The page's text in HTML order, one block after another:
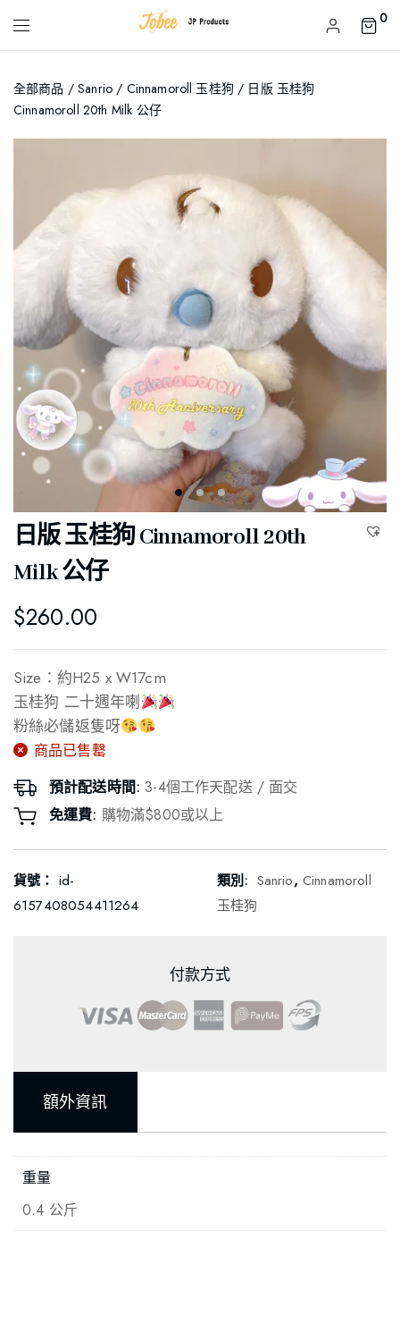
0
全部商品 /Sanrio / Cinnamoroll 玉桂狗 / 日版 玉桂狗
Cinnamoroll 20th Milk 公仔
日版 玉桂狗 Cinnamoroll 20th
Milk 公仔
$260.00
Size：約H25 x W17cm
玉桂狗 二十週年喇
粉絲必儲返隻呀
商品已售罊
預計配送時間:3-4個工作天配送 / 面交
免運費: 購物滿$800或以上
貨號： id-
6157408054411264
類別: Sanrio, Cinnamoroll
玉桂狗
付款方式
額外資訊
重量
0.4 公斤